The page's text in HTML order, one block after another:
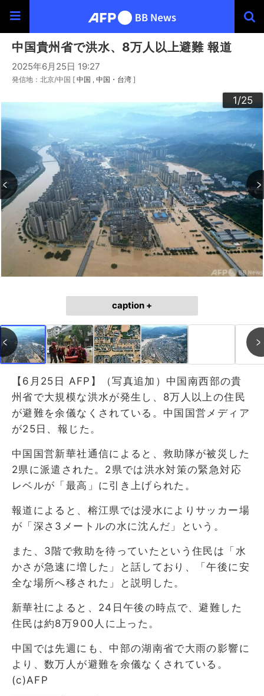
中国貴州省で洪水、8万人以上避難 報道
2025年6月25日 19:27
発信地：北京/中国 [ 中国 中国・台湾 ]
1/25
2/25
3/25
4/25
5/25
6/25
7/25
8/25
9/25
10/25
11/25
12/25
13/25
14/25
15/25
16/25
17/25
18/25
19/25
20/25
21/25
22/25
23/25
24/25
25/25
caption +
【6月25日 AFP】（写真追加）中国南西部の貴
州省で大規模な洪水が発生し、8万人以上の住民
が避難を余儀なくされている。中国国営メディア
が25日、報じた。
中国国営新華社通信によると、救助隊が被災した
2県に派遣された。2県では洪水対策の緊急対応
レベルが「最高」に引き上げられた。
報道によると、榕江県では浸水によりサッカー場
が「深さ3メートルの水に沈んだ」という。
また、3階で救助を待っていたという住民は「水
かさが急速に増した」と話しており、「午後に安
全な場所へ移された」と説明した。
新華社によると、24日午後の時点で、避難した
住民は約8万900人に上った。
中国では先週にも、中部の湖南省で大雨の影響に
より、数万人が避難を余儀なくされている。
(c)AFP